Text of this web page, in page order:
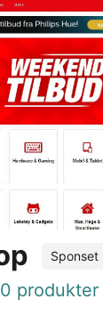
Sponset
produkter